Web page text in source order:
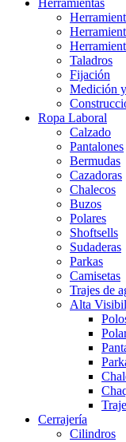
Herramientas
Taladros
Fijación
Medición
Ropa Laboral
Calzado
Pantalones
Bermudas
Cazadoras
Chalecos
Buzos
Polares
Shoftsells
Sudaderas
Parkas
Camisetas
Trajes de
Alta
Cerrajería
Cilindros